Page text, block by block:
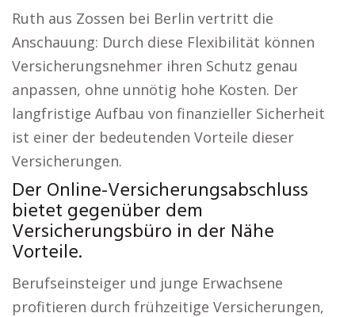
Ruth aus Zossen bei Berlin vertritt die
Anschauung: Durch diese Flexibilität können
Versicherungsnehmer ihren Schutz genau
anpassen, ohne unnötig hohe Kosten. Der
langfristige Aufbau von finanzieller Sicherheit
ist einer der bedeutenden Vorteile dieser
Versicherungen.
Der Online-Versicherungsabschluss
bietet gegenüber dem
Versicherungsbüro in der Nähe
Vorteile.
Berufseinsteiger und junge Erwachsene
profitieren durch frühzeitige Versicherungen,